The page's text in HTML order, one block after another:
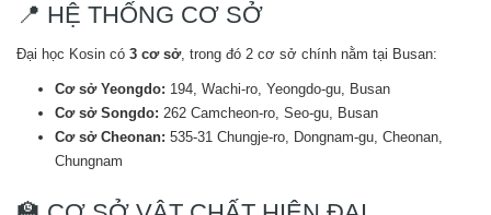
📍 HỆ THỐNG CƠ SỞ
Đại học Kosin có 3 cơ sở, trong đó 2 cơ sở chính nằm tại Busan:
Cơ sở Yeongdo: 194, Wachi-ro, Yeongdo-gu, Busan
Cơ sở Songdo: 262 Camcheon-ro, Seo-gu, Busan
Cơ sở Cheonan: 535-31 Chungje-ro, Dongnam-gu, Cheonan,
Chungnam